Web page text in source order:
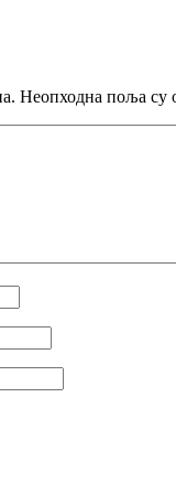
Неопходна поља су